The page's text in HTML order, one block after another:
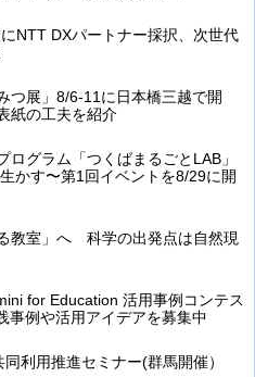
NTT DXパートナー採択、次世代
つ展」8/6-11に日本橋三越で開
紙の工夫を紹介
グラム「つくばまるごとLAB」
かす〜第1回イベントを8/29に開
教室」へ 科学の出発点は自然現
for Education 活用事例コンテス
例や活用アイデアを募集中
利用推進セミナー(群馬開催）